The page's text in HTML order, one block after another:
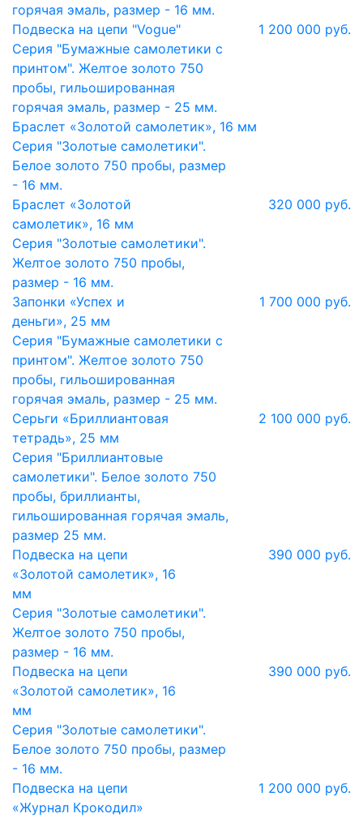
горячая эмаль, размер - 16 мм.
Подвеска на цепи "Vogue"
1 200 000 руб.
Серия "Бумажные самолетики с
принтом". Желтое золото 750
пробы, гильошированная
горячая эмаль, размер - 25 мм.
Браслет «Золотой самолетик», 16 мм
Серия "Золотые самолетики".
Белое золото 750 пробы, размер
- 16 мм.
Браслет «Золотой
самолетик», 16 мм
320 000 руб.
Серия "Золотые самолетики".
Желтое золото 750 пробы,
размер - 16 мм.
Запонки «Успех и
деньги», 25 мм
1 700 000 руб.
Серия "Бумажные самолетики с
принтом". Желтое золото 750
пробы, гильошированная
горячая эмаль, размер - 25 мм.
Серьги «Бриллиантовая
тетрадь», 25 мм
2 100 000 руб.
Серия "Бриллиантовые
самолетики". Белое золото 750
пробы, бриллианты,
гильошированная горячая эмаль,
размер 25 мм.
Подвеска на цепи
«Золотой самолетик», 16
мм
390 000 руб.
Серия "Золотые самолетики".
Желтое золото 750 пробы,
размер - 16 мм.
Подвеска на цепи
«Золотой самолетик», 16
мм
390 000 руб.
Серия "Золотые самолетики".
Белое золото 750 пробы, размер
- 16 мм.
Подвеска на цепи
«Журнал Крокодил»
1 200 000 руб.